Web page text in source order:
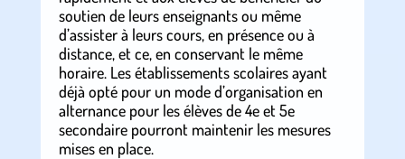
soutien de leurs enseignants ou même
d’assister à leurs cours, en présence ou à
distance, et ce, en conservant le même
horaire. Les établissements scolaires ayant
déjà opté pour un mode d’organisation en
alternance pour les élèves de 4e et 5e
secondaire pourront maintenir les mesures
mises en place.